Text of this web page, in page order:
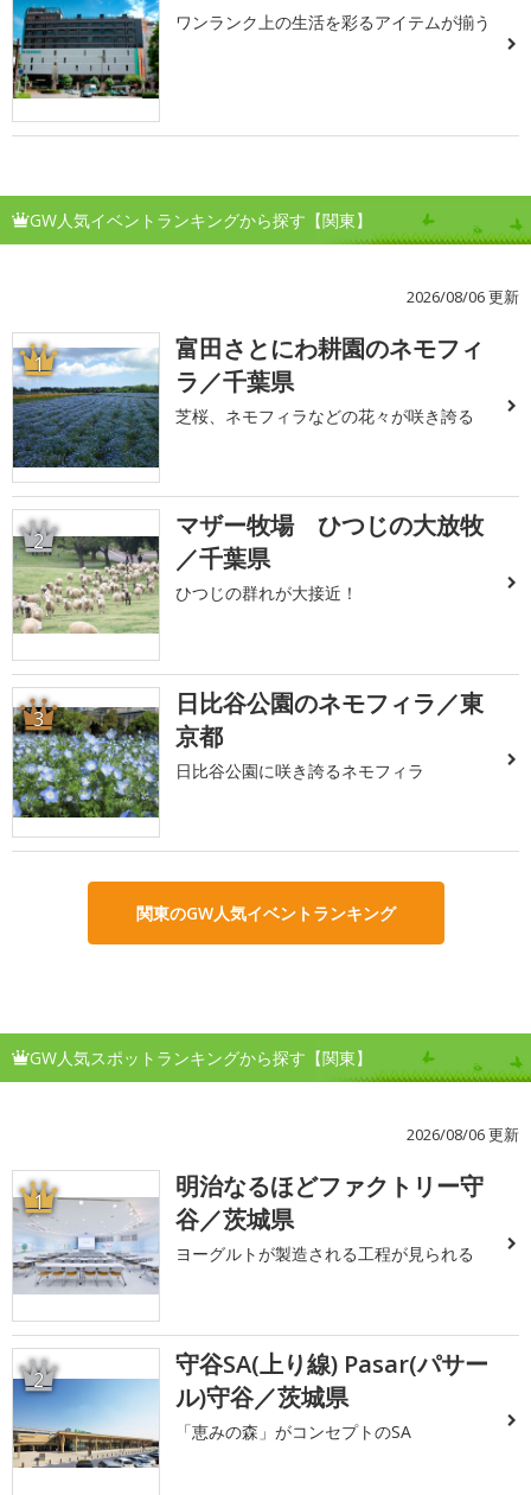
ワンランク上の生活を彩るアイテムが揃う
GW人気イベントランキングから探す【関東】
2026/08/06 更新
1
富田さとにわ耕園のネモフィ
ラ／千葉県
芝桜、ネモフィラなどの花々が咲き誇る
2
マザー牧場 ひつじの大放牧
／千葉県
ひつじの群れが大接近！
3
日比谷公園のネモフィラ／東
京都
日比谷公園に咲き誇るネモフィラ
関東のGW人気イベントランキング
GW人気スポットランキングから探す【関東】
2026/08/06 更新
1
明治なるほどファクトリー守
谷／茨城県
ヨーグルトが製造される工程が見られる
2
守谷SA(上り線) Pasar(パサー
ル)守谷／茨城県
「恵みの森」がコンセプトのSA